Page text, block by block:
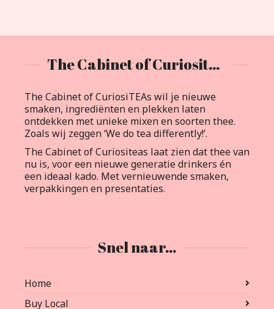
The Cabinet of Curiositeas
The Cabinet of CuriosiTEAs wil je nieuwe
smaken, ingrediënten en plekken laten
ontdekken met unieke mixen en soorten thee.
Zoals wij zeggen ‘We do tea differently!’.
The Cabinet of Curiositeas laat zien dat thee van
nu is, voor een nieuwe generatie drinkers én
een ideaal kado. Met vernieuwende smaken,
verpakkingen en presentaties.
Snel naar…
Home
Buy Local